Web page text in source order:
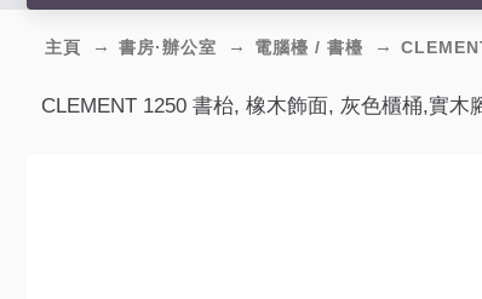
主頁 書房·辦公室 電腦檯 / 書檯
CLEMENT 1250 書枱, 橡木飾面, 灰色櫃桶,實木